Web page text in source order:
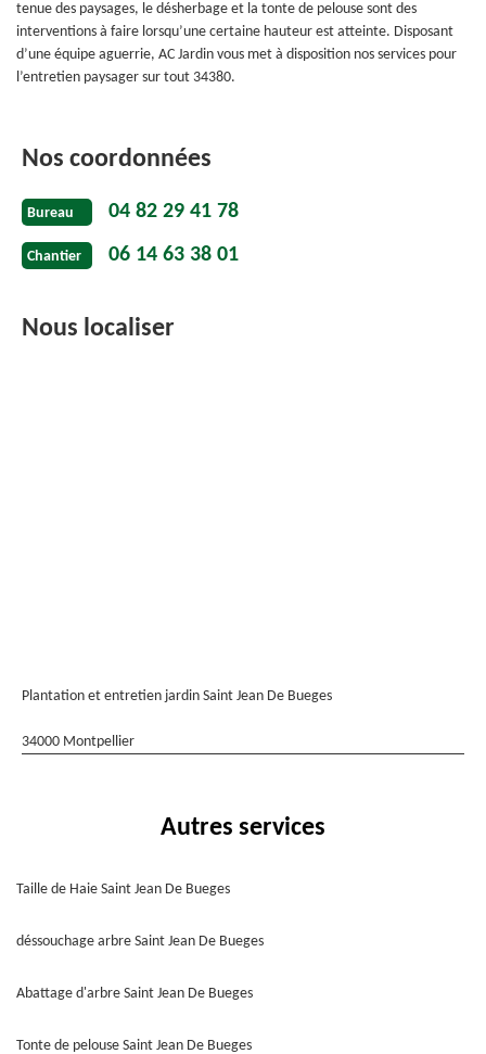
tenue des paysages, le désherbage et la tonte de pelouse sont des
interventions à faire lorsqu’une certaine hauteur est atteinte. Disposant
d’une équipe aguerrie, AC Jardin vous met à disposition nos services pour
l’entretien paysager sur tout 34380.
Nos coordonnées
Bureau 04 82 29 41 78
Chantier 06 14 63 38 01
Nous localiser
Plantation et entretien jardin Saint Jean De Bueges
34000 Montpellier
Autres services
Taille de Haie Saint Jean De Bueges
déssouchage arbre Saint Jean De Bueges
Abattage d'arbre Saint Jean De Bueges
Tonte de pelouse Saint Jean De Bueges